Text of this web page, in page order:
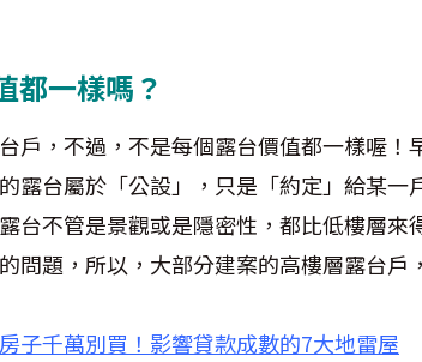
都一樣嗎？
戶，不過，不是每個露台價值都一樣喔
露台屬於「公設」，只是「約定」給某
台不管是景觀或是隱密性，都比低樓層
問題，所以，大部分建案的高樓層露台
子千萬別買！影響貸款成數的7大地雷屋